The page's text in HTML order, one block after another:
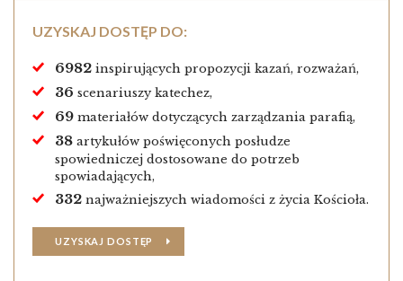
UZYSKAJ DOSTĘP DO:
6982 inspirujących propozycji kazań, rozważań,
36 scenariuszy katechez,
69 materiałów dotyczących zarządzania parafią,
38 artykułów poświęconych posłudze
spowiedniczej dostosowane do potrzeb
spowiadających,
332 najważniejszych wiadomości z życia Kościoła.
UZYSKAJ DOSTĘP